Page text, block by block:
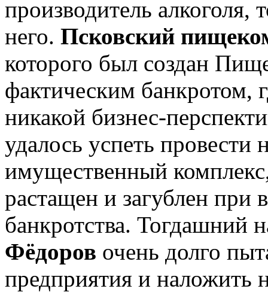
производитель алкоголя,
него. Псковский
которого был создан
фактическим банкротом,
никакой бизнес-
удалось успеть провести
имущественный
растащен и загублен при
банкротства.
Фёдоров очень долго
предприятия и наложить